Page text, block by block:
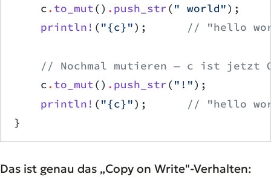
    c
. to_mut() . push_str( " world");
    println!
( "{c}"); // "hello
// Nochmal mutieren — c ist jetzt
    c
. to_mut() . push_str( "!");
    println!
( "{c}");
// "hello
}
Das ist genau das „Copy on Write"-Verhalten: